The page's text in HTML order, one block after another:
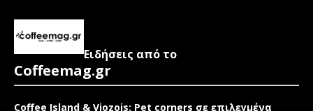
Ειδήσεις από το
Coffeemag.gr
Coffee Island & Viozois: Pet corners σε επιλεγμένα